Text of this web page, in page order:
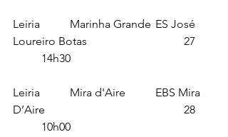
Leiria		Marinha Grande	ES José
Loureiro Botas				27
	14h30
Leiria		Mira d'Aire		EBS Mira
D’Aire					28
	10h00